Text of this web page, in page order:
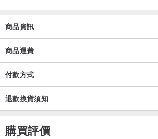
商品資訊
商品運費
付款方式
退款換貨須知
購買評價